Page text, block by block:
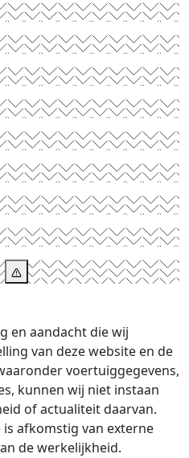
en aandacht die wij
van deze website en de
voertuiggegevens,
kunnen wij niet instaan
of actualiteit daarvan.
afkomstig van externe
de werkelijkheid.